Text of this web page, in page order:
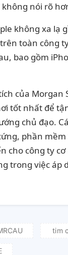
nói rõ
không xa lạ
toàn công
bao gồm
của Morgan
tốt nhất để
chủ đạo.
phần mềm
cho công ty
trong việc áp
tim